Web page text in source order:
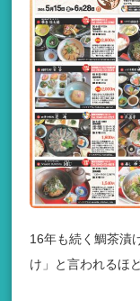
16年も続く鯛茶漬
け」と言われるほ